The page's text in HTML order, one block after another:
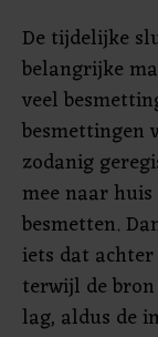
De tijdelijke
belangrijke
veel
besmettingen
zodanig
mee naar
besmetten.
iets dat
terwijl de
lag, aldus de